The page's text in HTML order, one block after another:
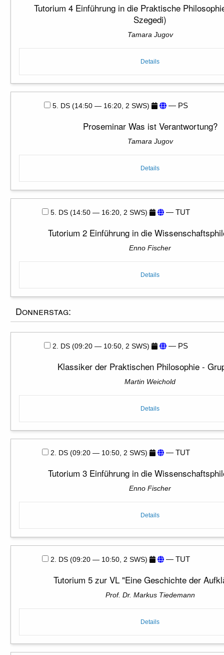
Tutorium 4 Einführung in die Praktische
Szegedi)
Tamara Jugov
Details
5. DS (14:50 — 16:20, 2 SWS) — PS
Proseminar Was ist Verantwortung?
Tamara Jugov
Details
5. DS (14:50 — 16:20, 2 SWS) — TUT
Tutorium 2 Einführung in die
Enno Fischer
Details
Donnerstag:
2. DS (09:20 — 10:50, 2 SWS) — PS
Klassiker der Praktischen Philosophie -
Martin Weichold
Details
2. DS (09:20 — 10:50, 2 SWS) — TUT
Tutorium 3 Einführung in die
Enno Fischer
Details
2. DS (09:20 — 10:50, 2 SWS) — TUT
Tutorium 5 zur VL "Eine Geschichte der
Prof. Dr. Markus Tiedemann
Details